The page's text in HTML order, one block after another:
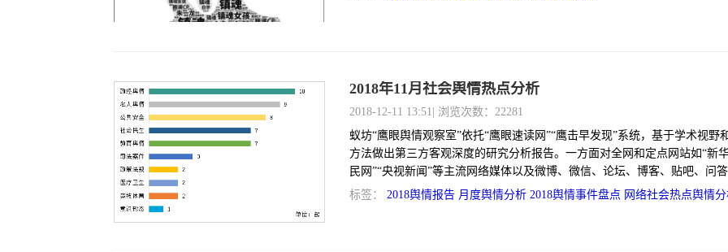
2018年11月社会舆情热点分析
2018-12-11 13:51 | 浏览次数：22281
蚁坊“鹰眼舆情观察室”依托“鹰眼速读网”“鹰击早发现”系统，基于学术视野
方法做出第三方客观深度的研究分析报告。一方面对全网和定点网站如“新
民网”“央视新闻”等主流网络媒体以及微博、微信、论坛、博客、贴吧、问
跟帖等平台进行监测；另一方面通过电话抽样调查、内容定性定量分析、焦
标签： 2018舆情报告 月度舆情分析 2018舆情事件盘点 网络社会热点舆情